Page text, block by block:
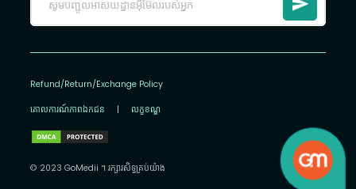
Refund/Return/Exchange Policy
គោលការណ៍​ភាព​ឯកជន | លក្ខខណ្ឌ
© 2023 GoMedii ។ រក្សា​រ​សិទ្ធ​គ្រប់យ៉ាង